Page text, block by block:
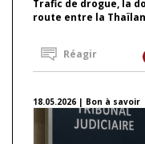
Trafic de drogue, la
route entre la
Réagir
18.05.2026 | Bon à savoir